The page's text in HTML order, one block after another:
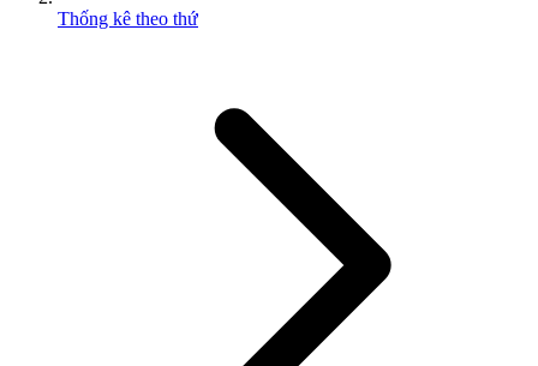
Thống kê theo thứ